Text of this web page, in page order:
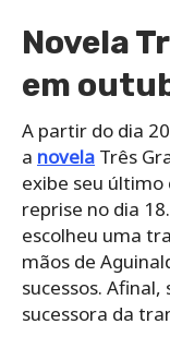
Novela
em
A partir do dia
a novela Três
exibe seu último
reprise no dia
escolheu uma
mãos de
sucessos.
sucessora da